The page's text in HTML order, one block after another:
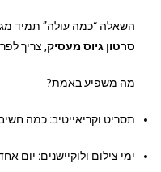
השאלה “כמה עולה” תמיד
סרטון גיוס מעסיק, צריך
מה משפיע באמת?
תסריט וקריאייטיב: כמה
ימי צילום ולוקיישנים: יום